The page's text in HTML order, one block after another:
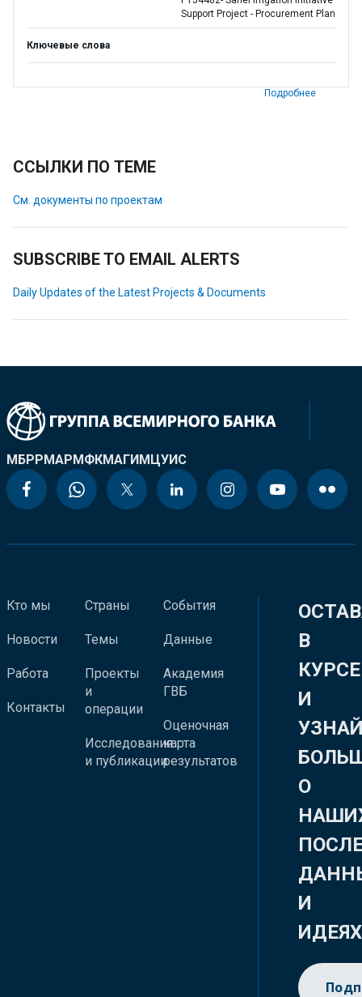
Support Project - Procurement Plan
Ключевые слова
Подробнее
ССЫЛКИ ПО ТЕМЕ
См. документы по проектам
SUBSCRIBE TO EMAIL ALERTS
Daily Updates of the Latest Projects & Documents
МБРРМАРМФКМАГИМЦУИС
Кто мы
Новости
Работа
Контакты
Страны
Темы
Проекты
и
операции
Исследования
и публикации
События
Данные
Академия
ГВБ
Оценочная
карта
результатов
В
КУРСЕ
И
О
И
ИДЕЯХ